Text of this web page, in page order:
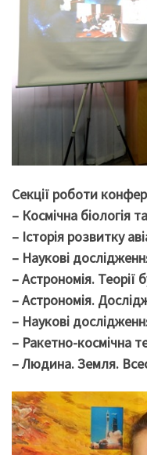
Секції роботи
– Космічна біологія
– Історія розвитку
– Наукові
– Астрономія. Теорії
– Астрономія.
– Наукові
– Ракетно-космічна
– Людина. Земля.